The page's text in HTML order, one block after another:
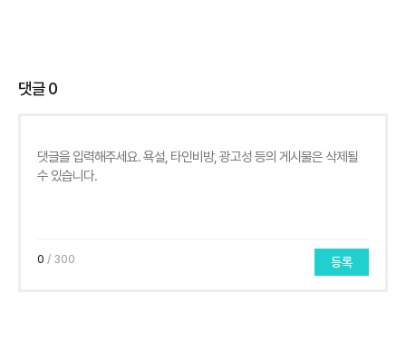
댓글0
0 / 300 등록